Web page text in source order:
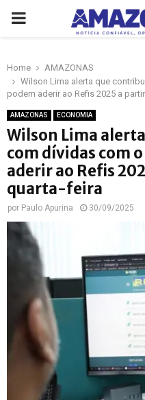
PRIMARY
Home
AMAZONAS
Wilson Lima alerta que
podem aderir ao Refis 2025 a
AMAZONAS ECONOMIA
Wilson Lima
com dívidas com
aderir ao Refis
quarta-feira
por Paulo Apurina 30/09/2025